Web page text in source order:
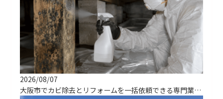
2026/08/07
大阪市でカビ除去とリフォームを一括依頼できる専門業者の選び方